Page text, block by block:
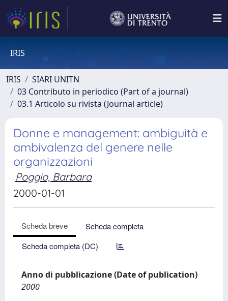
IRIS
IRIS
SIARI UNITN
03 Contributo in periodico (Part of a journal)
03.1 Articolo su rivista (Journal article)
Donne e management: ambiguità e
ambivalenza del genere nelle
organizzazioni
Poggio, Barbara
2000-01-01
Scheda breve
Scheda completa
Scheda completa (DC)
Anno di pubblicazione (Date of publication)
2000